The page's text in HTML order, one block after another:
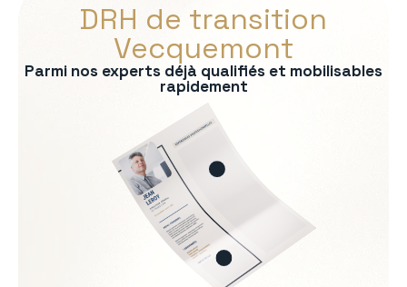
DRH de transition
Vecquemont
Parmi nos experts déjà qualifiés et mobilisables
rapidement
Soft Skills recherchées :
Écoute et intelligence
Fermeté et équité
Gestion des tensions et